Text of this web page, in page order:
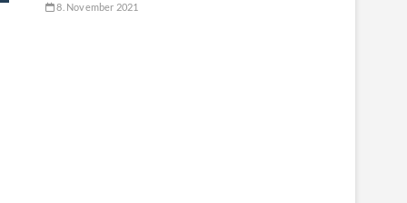
8. November 2021